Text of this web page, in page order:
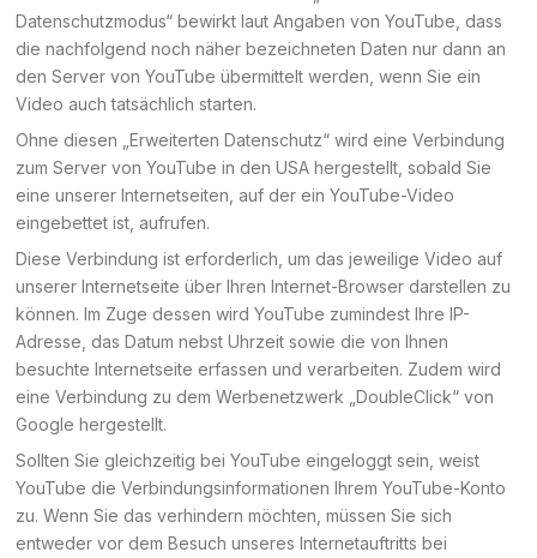
Datenschutzmodus“ bewirkt laut Angaben von YouTube, dass
die nachfolgend noch näher bezeichneten Daten nur dann an
den Server von YouTube übermittelt werden, wenn Sie ein
Video auch tatsächlich starten.
Ohne diesen „Erweiterten Datenschutz“ wird eine Verbindung
zum Server von YouTube in den USA hergestellt, sobald Sie
eine unserer Internetseiten, auf der ein YouTube-Video
eingebettet ist, aufrufen.
Diese Verbindung ist erforderlich, um das jeweilige Video auf
unserer Internetseite über Ihren Internet-Browser darstellen zu
können. Im Zuge dessen wird YouTube zumindest Ihre IP-
Adresse, das Datum nebst Uhrzeit sowie die von Ihnen
besuchte Internetseite erfassen und verarbeiten. Zudem wird
eine Verbindung zu dem Werbenetzwerk „DoubleClick“ von
Google hergestellt.
Sollten Sie gleichzeitig bei YouTube eingeloggt sein, weist
YouTube die Verbindungsinformationen Ihrem YouTube-Konto
zu. Wenn Sie das verhindern möchten, müssen Sie sich
entweder vor dem Besuch unseres Internetauftritts bei